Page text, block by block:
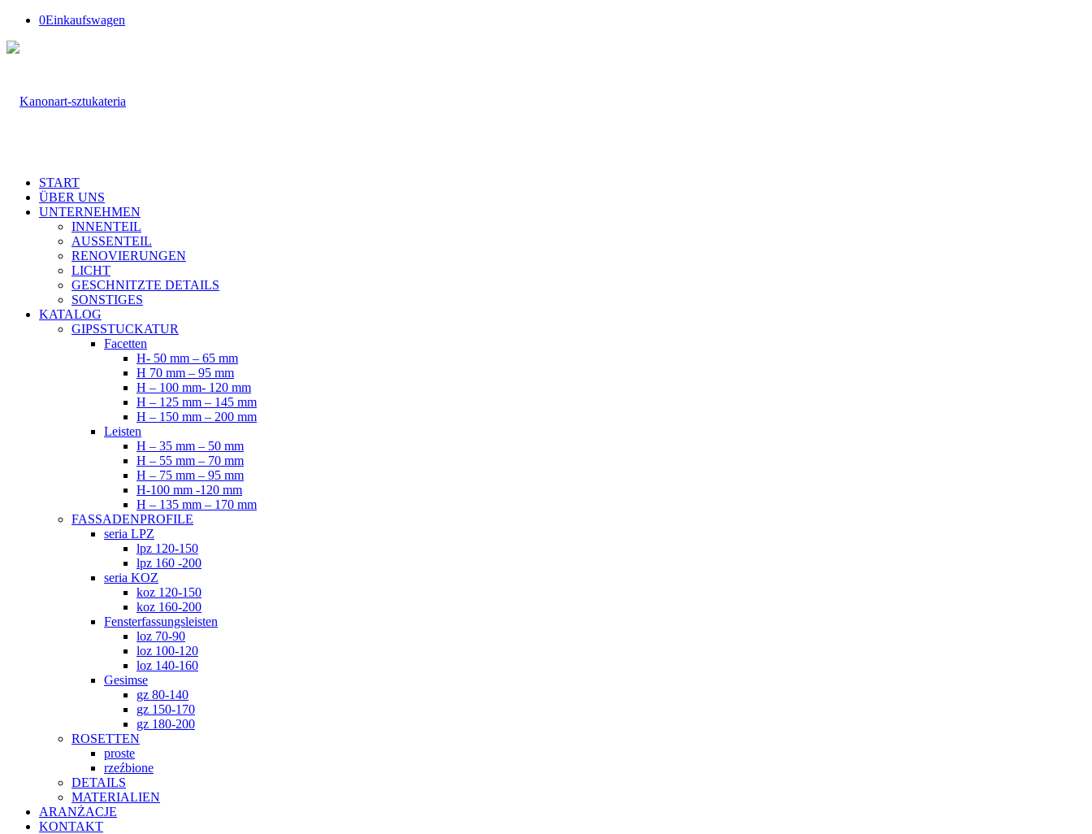
0Einkaufswagen
START
ÜBER UNS
UNTERNEHMEN
INNENTEIL
AUSSENTEIL
RENOVIERUNGEN
LICHT
GESCHNITZTE DETAILS
SONSTIGES
KATALOG
GIPSSTUCKATUR
Facetten
H- 50 mm – 65 mm
H 70 mm – 95 mm
H – 100 mm- 120 mm
H – 125 mm – 145 mm
H – 150 mm – 200 mm
Leisten
H – 35 mm – 50 mm
H – 55 mm – 70 mm
H – 75 mm – 95 mm
H-100 mm -120 mm
H – 135 mm – 170 mm
FASSADENPROFILE
seria LPZ
lpz 120-150
lpz 160 -200
seria KOZ
koz 120-150
koz 160-200
Fensterfassungsleisten
loz 70-90
loz 100-120
loz 140-160
Gesimse
gz 80-140
gz 150-170
gz 180-200
ROSETTEN
proste
rzeźbione
DETAILS
MATERIALIEN
ARANŻACJE
KONTAKT